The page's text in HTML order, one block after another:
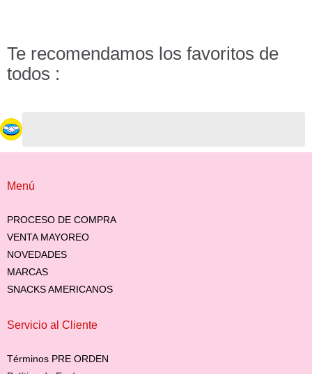
Te recomendamos los favoritos de
todos :
Menú
PROCESO DE COMPRA
VENTA MAYOREO
NOVEDADES
MARCAS
SNACKS AMERICANOS
Servicio al Cliente
Términos PRE ORDEN